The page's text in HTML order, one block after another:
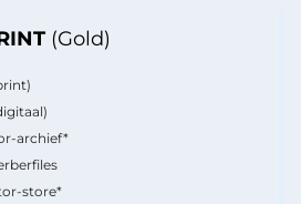
(Gold)
archief*
store*